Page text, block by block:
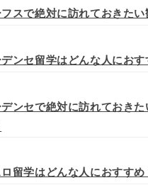
スで絶対に訪れておきたい
ンセ留学はどんな人におす
ンセで絶対に訪れておきた
留学はどんな人におすすめ